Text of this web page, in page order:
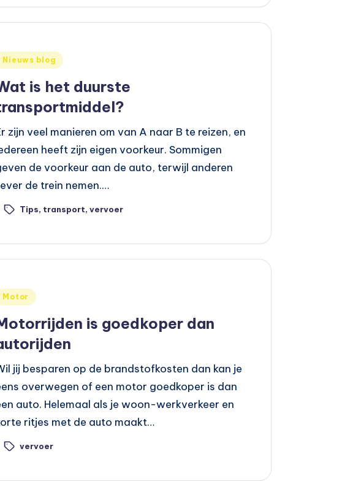
Nieuws blog
is het duurste
zijn veel manieren om van A naar B te reizen, en
heeft zijn eigen voorkeur. Sommigen
de voorkeur aan de auto, terwijl anderen
de trein nemen.…
Tips, transport, vervoer
Motor
is goedkoper dan
jij besparen op de brandstofkosten dan kan je
overwegen of een motor goedkoper is dan
auto. Helemaal als je woon-werkverkeer en
ritjes met de auto maakt…
vervoer